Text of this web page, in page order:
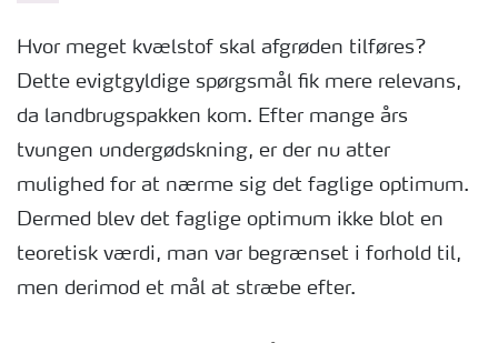
Hvor meget kvælstof skal afgrøden tilføres?
Dette evigtgyldige spørgsmål fik mere relevans,
da landbrugspakken kom. Efter mange års
tvungen undergødskning, er der nu atter
mulighed for at nærme sig det faglige optimum.
Dermed blev det faglige optimum ikke blot en
teoretisk værdi, man var begrænset i forhold til,
men derimod et mål at stræbe efter.